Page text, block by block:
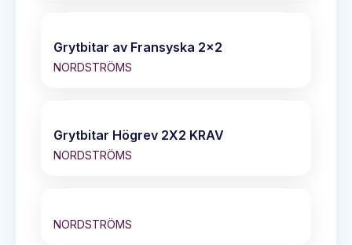
Grytbitar av Fransyska 2x2
NORDSTRÖMS
Grytbitar Högrev 2X2 KRAV
NORDSTRÖMS
NORDSTRÖMS